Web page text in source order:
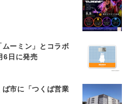
ーミン」とコラボ
6日に発売
市に「つくば営業